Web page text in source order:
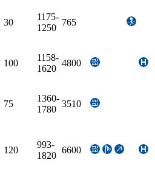
30
1175-
1250
765
100
1158-
1620
4800
75
1360-
1780
3510
120
993-
1820
6600